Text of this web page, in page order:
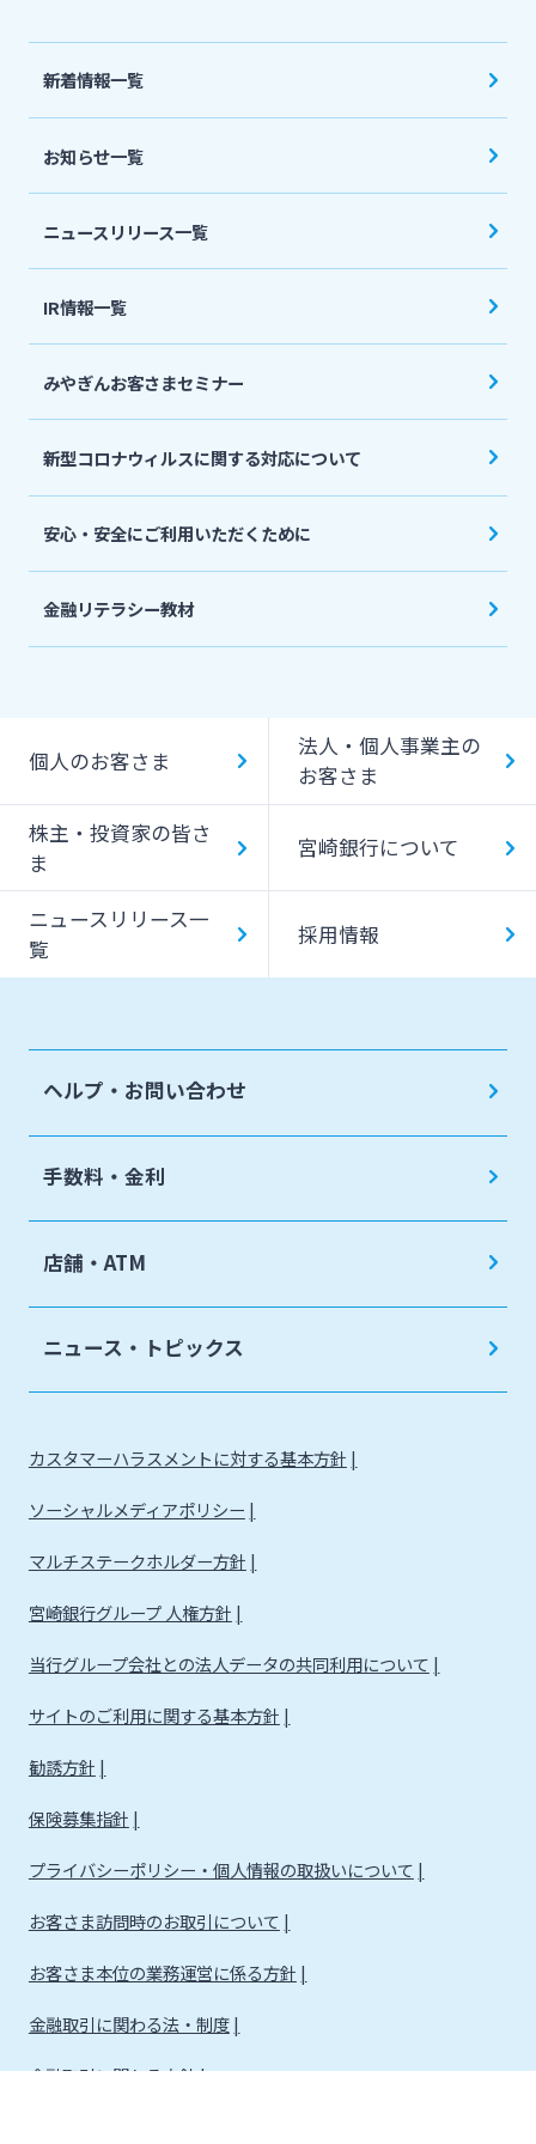
株主・投資家の皆さま
ニュースリリース一覧
採用情報
新着情報一覧
お知らせ一覧
ニュースリリース一覧
IR情報一覧
みやぎんお客さまセミナー
新型コロナウィルスに関する対応について
安心・安全にご利用いただくために
金融リテラシー教材
個人のお客さま
法人・個人事業主の
お客さま
株主・投資家の皆さ
ま
宮崎銀行について
ニュースリリース一
覧
採用情報
ヘルプ・お問い合わせ
手数料・金利
店舗・ATM
ニュース・トピックス
カスタマーハラスメントに対する基本方針
ソーシャルメディアポリシー
マルチステークホルダー方針
宮崎銀行グループ 人権方針
当行グループ会社との法人データの共同利用について
サイトのご利用に関する基本方針
勧誘方針
保険募集指針
プライバシーポリシー・個人情報の取扱いについて
お客さま訪問時のお取引について
お客さま本位の業務運営に係る方針
金融取引に関わる法・制度
金融取引に関わる方針